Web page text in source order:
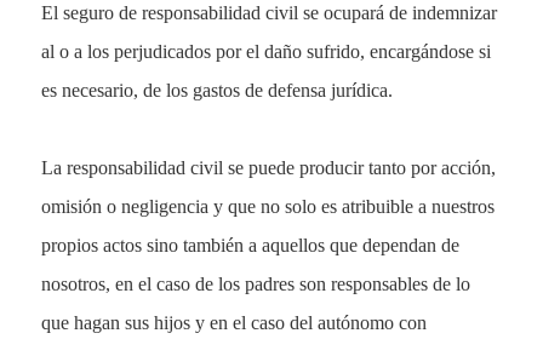
El seguro de responsabilidad civil se ocupará de indemnizar
al o a los perjudicados por el daño sufrido, encargándose si
es necesario, de los gastos de defensa jurídica.
La responsabilidad civil se puede producir tanto por acción,
omisión o negligencia y que no solo es atribuible a nuestros
propios actos sino también a aquellos que dependan de
nosotros, en el caso de los padres son responsables de lo
que hagan sus hijos y en el caso del autónomo con